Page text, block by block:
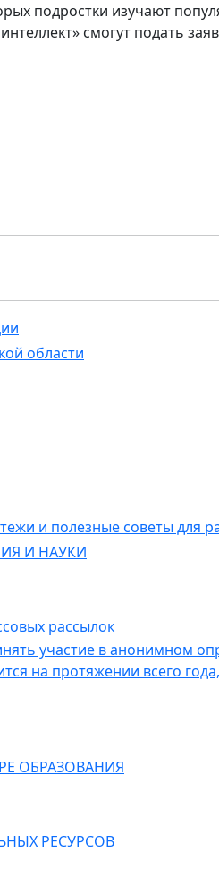
подростки изучают
смогут подать